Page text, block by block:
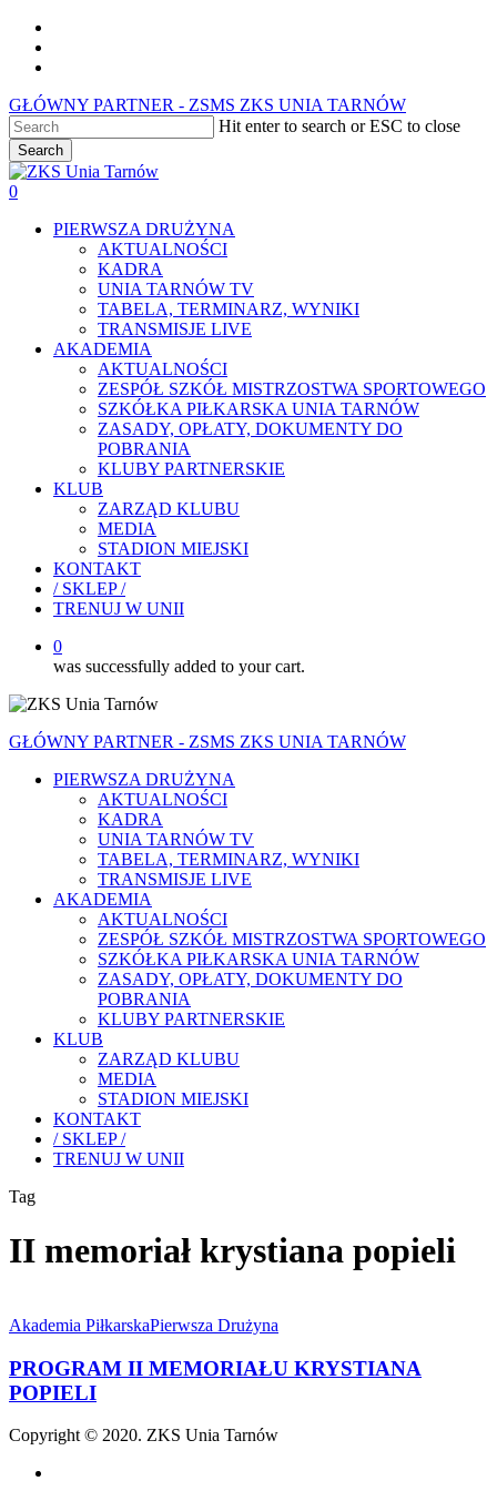
Skip
main
GŁÓWNY PARTNER - ZSMS ZKS UNIA TARNÓW
Hit enter to search or ESC to close
Search
Close
Search
0
PIERWSZA DRUŻYNA
AKTUALNOŚCI
KADRA
UNIA TARNÓW TV
TABELA, TERMINARZ, WYNIKI
TRANSMISJE LIVE
AKADEMIA
AKTUALNOŚCI
ZESPÓŁ SZKÓŁ MISTRZOSTWA SPORTOWEGO
SZKÓŁKA PIŁKARSKA UNIA TARNÓW
ZASADY, OPŁATY, DOKUMENTY DO
POBRANIA
KLUBY PARTNERSKIE
KLUB
ZARZĄD KLUBU
MEDIA
STADION MIEJSKI
KONTAKT
/ SKLEP /
TRENUJ W UNII
0
was successfully added to your cart.
GŁÓWNY PARTNER - ZSMS ZKS UNIA TARNÓW
PIERWSZA DRUŻYNA
AKTUALNOŚCI
KADRA
UNIA TARNÓW TV
TABELA, TERMINARZ, WYNIKI
TRANSMISJE LIVE
AKADEMIA
AKTUALNOŚCI
ZESPÓŁ SZKÓŁ MISTRZOSTWA SPORTOWEGO
SZKÓŁKA PIŁKARSKA UNIA TARNÓW
ZASADY, OPŁATY, DOKUMENTY DO
POBRANIA
KLUBY PARTNERSKIE
KLUB
ZARZĄD KLUBU
MEDIA
STADION MIEJSKI
KONTAKT
/ SKLEP /
TRENUJ W UNII
Tag
II memoriał krystiana popieli
II
KRYSTIANA
POPIELI
Akademia PiłkarskaPierwsza Drużyna
PROGRAM II MEMORIAŁU KRYSTIANA
POPIELI
Copyright © 2020. ZKS Unia Tarnów